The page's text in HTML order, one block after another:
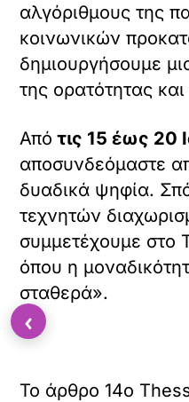
αλγόριθμους της
κοινωνικών
δημιουργήσουμε
της ορατότητας
Από τις 15 έως 20
αποσυνδεόμαστε
δυαδικά ψηφία.
τεχνητών
συμμετέχουμε στο
όπου η
σταθερά».
Το άρθρο 14o
‹